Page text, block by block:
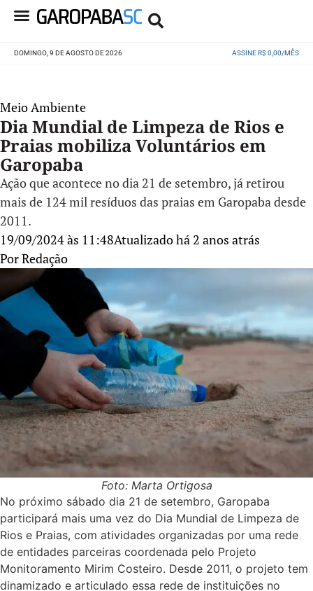
DOMINGO, 9 DE AGOSTO DE 2026 ASSINE R$ 0,00/MÊS
Meio Ambiente
Dia Mundial de Limpeza de Rios e
Praias mobiliza Voluntários em
Garopaba
Ação que acontece no dia 21 de setembro, já retirou
mais de 124 mil resíduos das praias em Garopaba desde
2011.
19/09/2024 às 11:48Atualizado há 2 anos atrás
PorRedação
Foto: Marta Ortigosa
No próximo sábado dia 21 de setembro, Garopaba
participará mais uma vez do Dia Mundial de Limpeza de
Rios e Praias, com atividades organizadas por uma rede
de entidades parceiras coordenada pelo Projeto
Monitoramento Mirim Costeiro. Desde 2011, o projeto tem
dinamizado e articulado essa rede de instituições no